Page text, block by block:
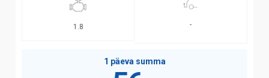
1.8 -
1 päeva summa